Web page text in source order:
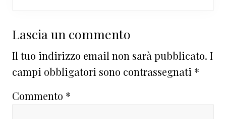
Interazioni
del
lettore
Lascia un commento
Il tuo indirizzo email non sarà pubblicato. I
campi obbligatori sono contrassegnati *
Commento *